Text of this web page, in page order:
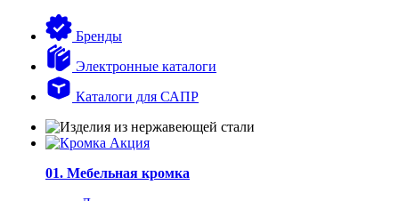
Бренды
Электронные каталоги
Каталоги для САПР
01. Мебельная кромка